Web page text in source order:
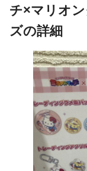
チ×マリオ
ズの詳細